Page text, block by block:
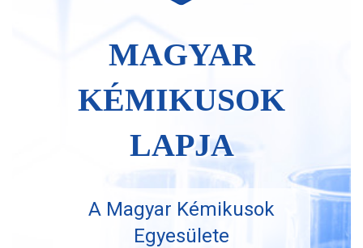
MAGYAR
KÉMIKUSOK
LAPJA
A Magyar Kémikusok
Egyesülete